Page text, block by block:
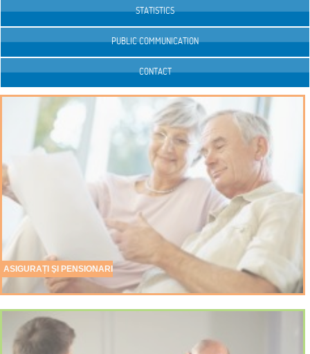
STATISTICS
PUBLIC COMMUNICATION
CONTACT
ASIGURAȚI ŞI PENSIONARI